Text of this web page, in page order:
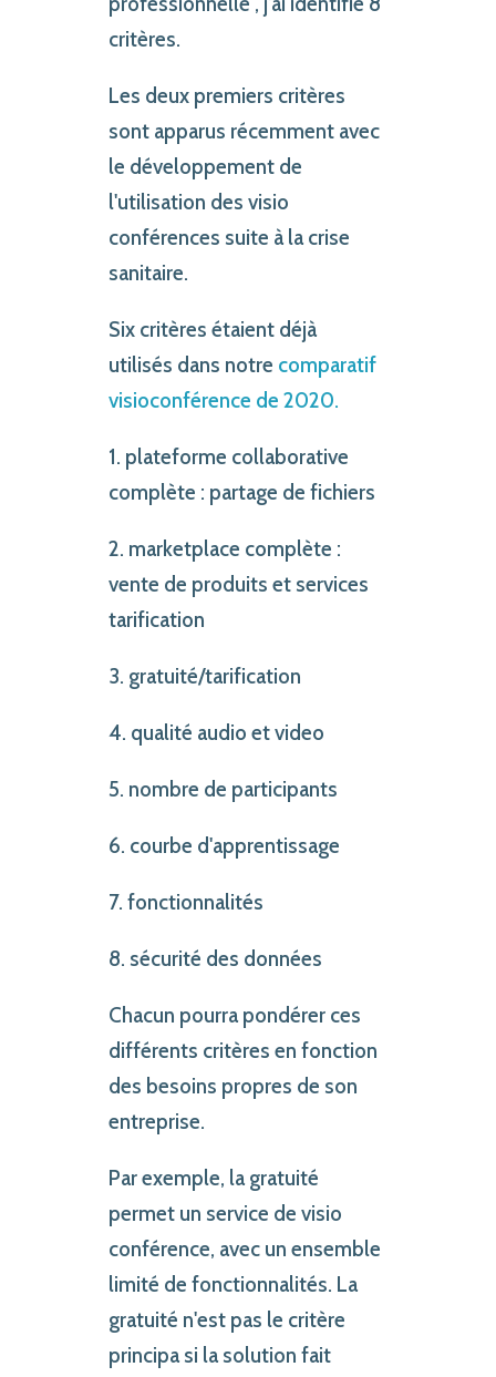
critères.
Les deux premiers critères
sont apparus récemment avec
le développement de
l'utilisation des visio
conférences suite à la crise
sanitaire.
Six critères étaient déjà
utilisés dans notre comparatif
visioconférence de 2020.
1. plateforme collaborative
complète : partage de fichiers
2. marketplace complète :
vente de produits et services
tarification
3. gratuité/tarification
4. qualité audio et video
5. nombre de participants
6. courbe d'apprentissage
7. fonctionnalités
8. sécurité des données
Chacun pourra pondérer ces
différents critères en fonction
des besoins propres de son
entreprise.
Par exemple, la gratuité
permet un service de visio
conférence, avec un ensemble
limité de fonctionnalités. La
gratuité n'est pas le critère
principa si la solution fait